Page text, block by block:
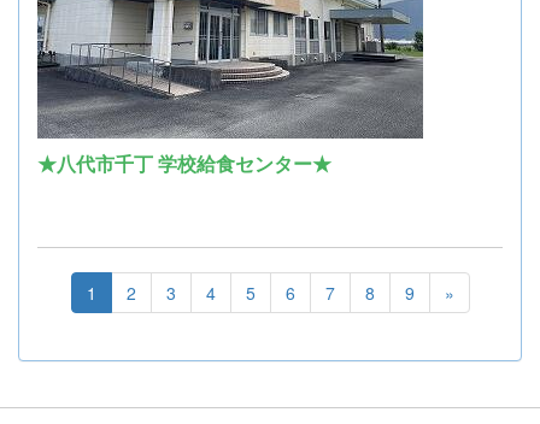
★八代市千丁 学校給食センター★
1 2 3 4 5 6 7 8 9 »